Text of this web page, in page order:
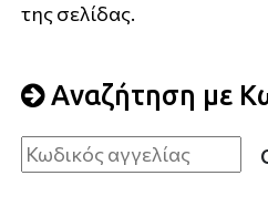
της σελίδας.
Αναζήτηση με